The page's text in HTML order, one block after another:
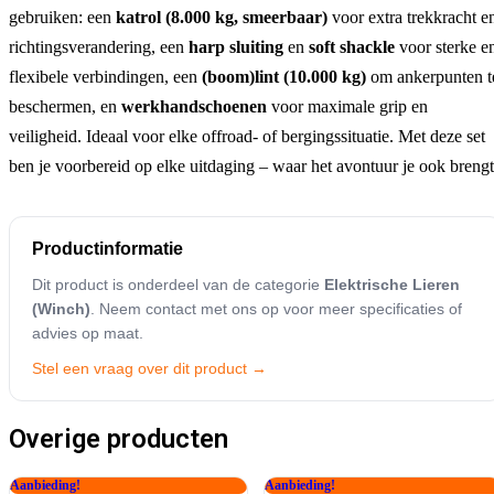
gebruiken: een katrol (8.000 kg, smeerbaar) voor extra trekkracht
richtingsverandering, een harp sluiting en soft shackle voor sterke
flexibele verbindingen, een (boom)lint (10.000 kg) om ankerpunten
beschermen, en werkhandschoenen voor maximale grip en
veiligheid. Ideaal voor elke offroad- of bergingssituatie. Met deze set
ben je voorbereid op elke uitdaging – waar het avontuur je ook
Productinformatie
Dit product is onderdeel van de categorie Elektrische Lieren
(Winch) . Neem contact met ons op voor meer specificaties of
advies op maat.
Stel een vraag over dit product →
Overige producten
Aanbieding! Aanbieding!